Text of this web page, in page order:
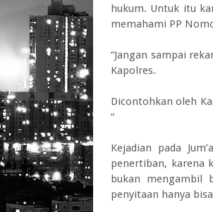
hukum. Untuk itu
memahami PP
“Jangan sampai
Kapolres.
Dicontohkan oleh
“
Kejadian pada
penertiban, karena
bukan mengambil
penyitaan hanya